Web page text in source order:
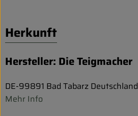
Herkunft
Hersteller: Die Teigmacher
DE-99891 Bad Tabarz Deutschland
Mehr Info